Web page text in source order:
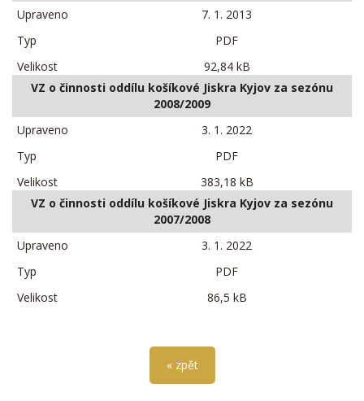
7. 1. 2013
PDF
92,84 kB
VZ o činnosti oddílu košíkové Jiskra Kyjov za sezónu
2008/2009
3. 1. 2022
PDF
383,18 kB
VZ o činnosti oddílu košíkové Jiskra Kyjov za sezónu
2007/2008
3. 1. 2022
PDF
86,5 kB
« zpět